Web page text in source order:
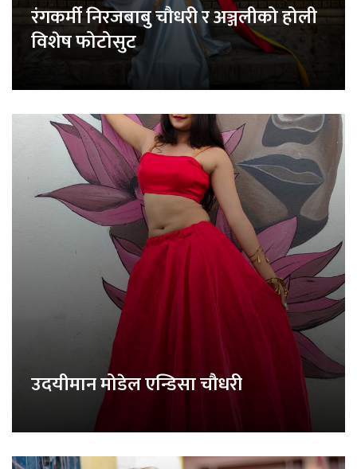
रंगकर्मी निरजबाबु चौधरी र अञ्जलीको होली
विशेष फोटोसुट
उदयीमान मोडेल एन्डिसा चौधरी